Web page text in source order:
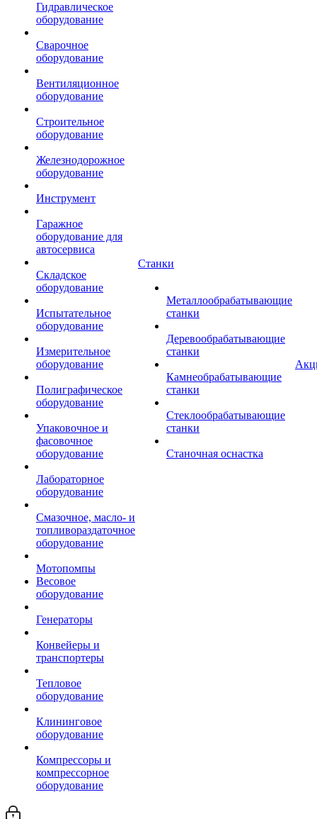
Гидравлическое
оборудование
Сварочное
оборудование
Вентиляционное
оборудование
Строительное
оборудование
Железнодорожное
оборудование
Инструмент
Гаражное
оборудование для
автосервиса
Складское
оборудование
Испытательное
оборудование
Измерительное
оборудование
Полиграфическое
оборудование
Упаковочное и
фасовочное
оборудование
Лабораторное
оборудование
Смазочное, масло- и
топливораздаточное
оборудование
Мотопомпы
Весовое
оборудование
Генераторы
Конвейеры и
транспортеры
Тепловое
оборудование
Клининговое
оборудование
Компрессоры и
компрессорное
оборудование
Станки
Металлообрабатывающие
станки
Деревообрабатывающие
станки
Камнеобрабатывающие
станки
Стеклообрабатывающие
станки
Станочная оснастка